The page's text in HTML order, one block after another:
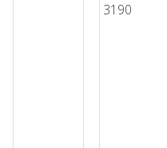
3190